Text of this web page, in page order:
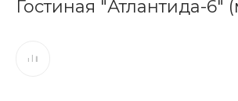
Гостиная "Атлантида-6"